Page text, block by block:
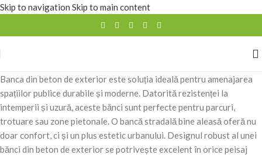
Skip to navigation Skip to main content
Banca din beton de exterior este soluția ideală pentru amenajarea
spațiilor publice durabile și moderne. Datorită rezistenței la
intemperii și uzură, aceste bănci sunt perfecte pentru parcuri,
trotuare sau zone pietonale. O bancă stradală bine aleasă oferă nu
doar confort, ci și un plus estetic urbanului. Designul robust al unei
bănci din beton de exterior se potrivește excelent în orice peisaj